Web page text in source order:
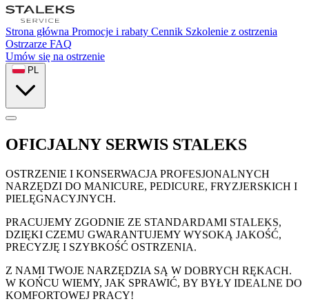
Strona główna Promocje i rabaty Cennik Szkolenie z ostrzenia
Ostrzarze FAQ
Umów się na ostrzenie
PL
OFICJALNY SERWIS STALEKS
OSTRZENIE I KONSERWACJA PROFESJONALNYCH
NARZĘDZI DO MANICURE, PEDICURE, FRYZJERSKICH I
PIELĘGNACYJNYCH.
PRACUJEMY ZGODNIE ZE STANDARDAMI STALEKS,
DZIĘKI CZEMU GWARANTUJEMY WYSOKĄ JAKOŚĆ,
PRECYZJĘ I SZYBKOŚĆ OSTRZENIA.
Z NAMI TWOJE NARZĘDZIA SĄ W DOBRYCH RĘKACH.
W KOŃCU WIEMY, JAK SPRAWIĆ, BY BYŁY IDEALNE DO
KOMFORTOWEJ PRACY!